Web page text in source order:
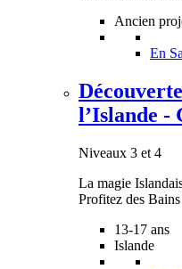
Ancien
En
l’Islande -
Niveaux 3 et 4
La magie
Profitez des
13-17 ans
Islande